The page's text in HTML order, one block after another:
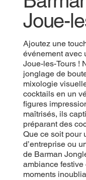
Joue-
Ajoutez une
événement avec
Joue-les-Tours !
jonglage de
mixologie
cocktails en un
figures
maîtrisés, ils
préparant des
Que ce soit pour
d’entreprise ou
de Barman
ambiance festive
moments